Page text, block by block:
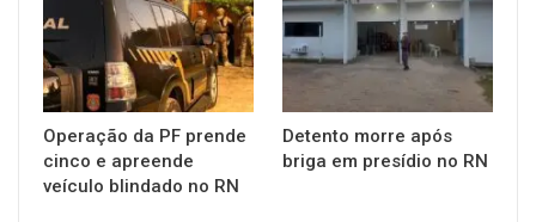
Operação da PF prende
cinco e apreende
veículo blindado no RN
Detento morre após
briga em presídio no RN